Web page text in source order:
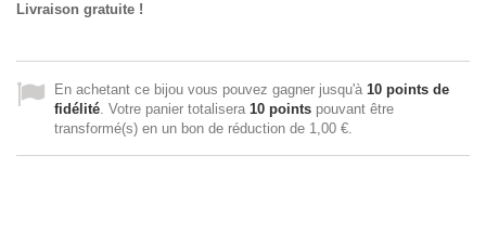
Livraison gratuite !
En achetant ce bijou vous pouvez gagner jusqu'à 10 points de
fidélité. Votre panier totalisera 10 points pouvant être
transformé(s) en un bon de réduction de 1,00 €.